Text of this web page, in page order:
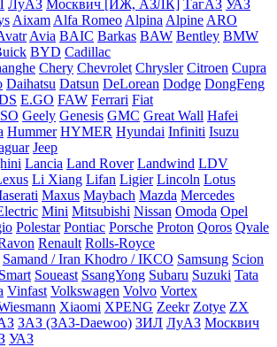
ЛуАЗ Москвич [ИЖ, АЗЛК] ТагАЗ УАЗ
Aixam Alfa Romeo Alpina Alpine ARO
Avia BAIC Barkas BAW Bentley BMW
BYD Cadillac
Chery Chevrolet Chrysler Citroen Cupra
Daihatsu Datsun DeLorean Dodge DongFeng
E.GO FAW Ferrari Fiat
Geely Genesis GMC Great Wall Hafei
Hummer HYMER Hyundai Infiniti Isuzu
Jeep
Lancia Land Rover Landwind LDV
Li Xiang Lifan Ligier Lincoln Lotus
Maxus Maybach Mazda Mercedes
Mini Mitsubishi Nissan Omoda Opel
Polestar Pontiac Porsche Proton Qoros Qvale
Renault Rolls-Royce
Samand / Iran Khodro / IKCO Samsung Scion
Smart Soueast SsangYong Subaru Suzuki Tata
Vinfast Volkswagen Volvo Vortex
Xiaomi XPENG Zeekr Zotye ZX
ЗАЗ (ЗАЗ-Daewoo) ЗИЛ ЛуАЗ Москвич
УАЗ